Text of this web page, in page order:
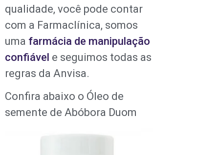
qualidade, você pode contar
com a Farmaclínica, somos
uma farmácia de manipulação
confiável e seguimos todas as
regras da Anvisa.
Confira abaixo o Óleo de
semente de Abóbora Duom